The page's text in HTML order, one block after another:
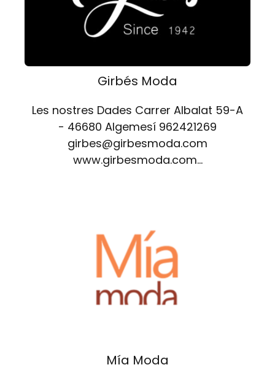
Girbés Moda
Les nostres Dades Carrer Albalat 59-A
- 46680 Algemesí 962421269
girbes@girbesmoda.com
www.girbesmoda.com…
Mía Moda